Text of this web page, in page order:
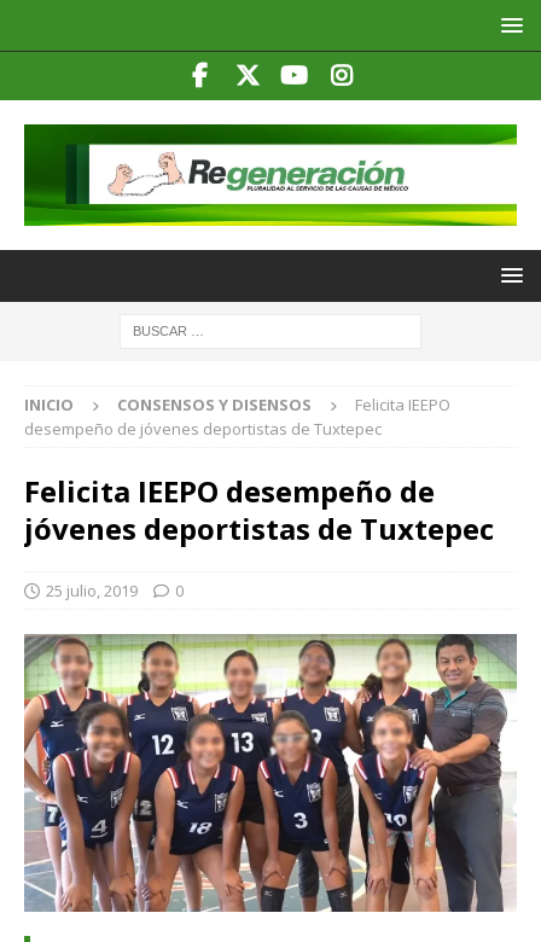
INICIO CONSENSOS Y DISENSOS
Felicita IEEPO
desempeño de jóvenes deportistas de Tuxtepec
Felicita IEEPO desempeño de
jóvenes deportistas de Tuxtepec
25 julio, 2019 0